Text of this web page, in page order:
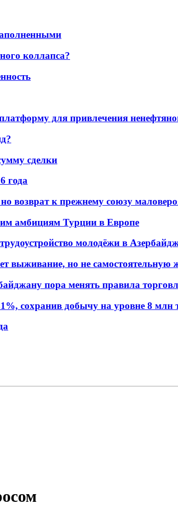
коллапса?
для привлечения
сделки
года
возврат к прежнему союзу
амбициям Турции в Европе
молодёжи в
выживание, но не самостоятельную
пора менять правила
сохранив добычу на уровне 8 млн